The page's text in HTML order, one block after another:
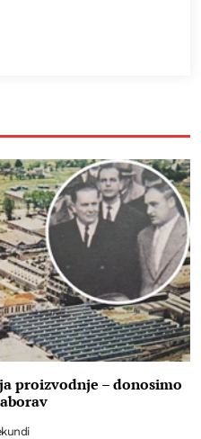
proizvodnje – donosimo